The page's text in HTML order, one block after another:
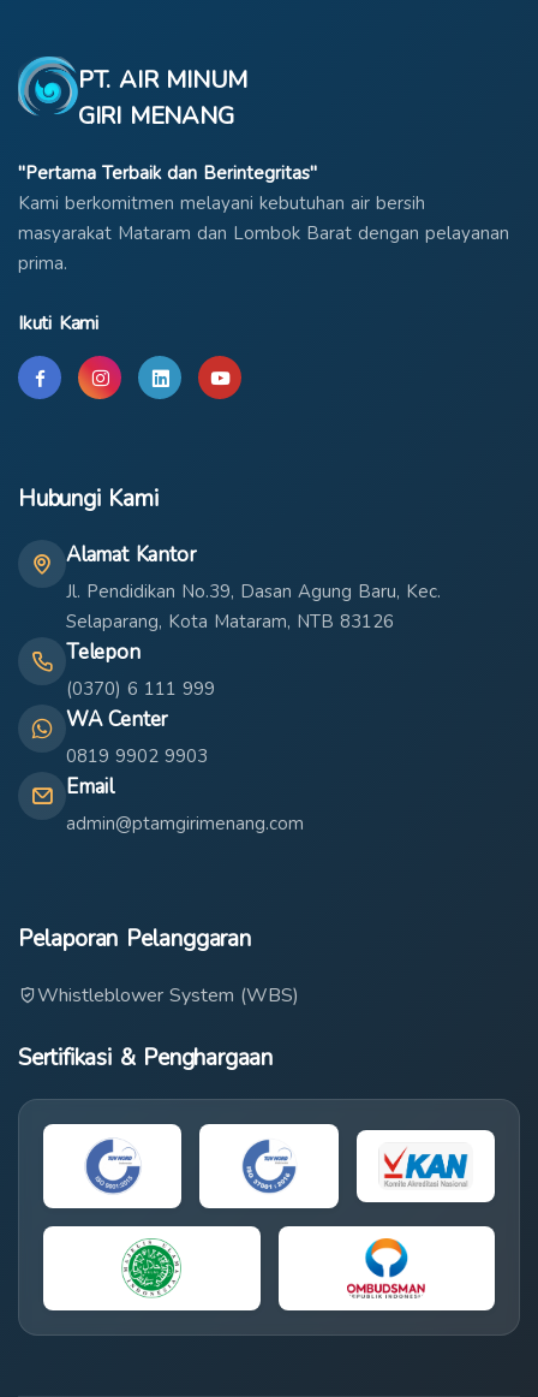
PT. AIR MINUM
GIRI MENANG
"Pertama Terbaik dan Berintegritas"
Kami berkomitmen melayani kebutuhan air bersih
masyarakat Mataram dan Lombok Barat dengan pelayanan
prima.
Ikuti Kami
Hubungi Kami
Alamat Kantor
Jl. Pendidikan No.39, Dasan Agung Baru, Kec.
Selaparang, Kota Mataram, NTB 83126
Telepon
(0370) 6 111 999
WA Center
0819 9902 9903
Email
admin@ptamgirimenang.com
Pelaporan Pelanggaran
Whistleblower System (WBS)
Sertifikasi & Penghargaan